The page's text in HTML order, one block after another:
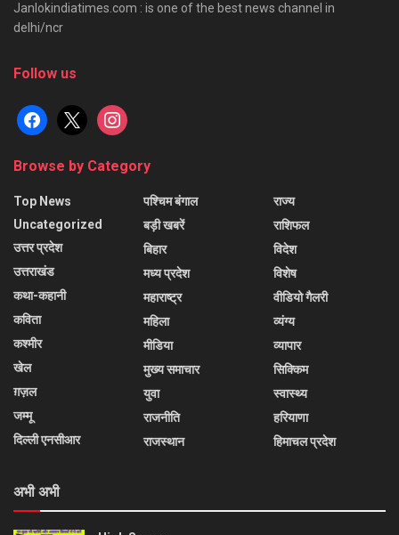
Janlokindiatimes.com : is one of the best news channel in
delhi/ncr
Follow us
facebook
x instagram
Browse by Category
Top News
Uncategorized
उत्तर प्रदेश
उत्तराखंड
कथा-कहानी
कविता
कश्मीर
खेल
ग़ज़ल
जम्मू
दिल्ली एनसीआर
पश्चिम बंगाल
बड़ी खबरें
बिहार
मध्य प्रदेश
महाराष्ट्र
महिला
मीडिया
मुख्य समाचार
युवा
राजनीति
राजस्थान
राज्य
राशिफल
विदेश
विशेष
वीडियो गैलरी
व्यंग्य
व्यापार
सिक्किम
स्वास्थ्य
हरियाणा
हिमाचल प्रदेश
अभी अभी